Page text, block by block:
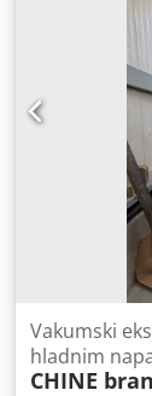
Vakumski
hladnim
CHINE